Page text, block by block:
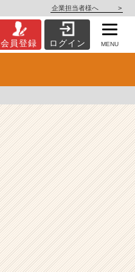
企業担当者様へ >
会員登録 ログイン MENU